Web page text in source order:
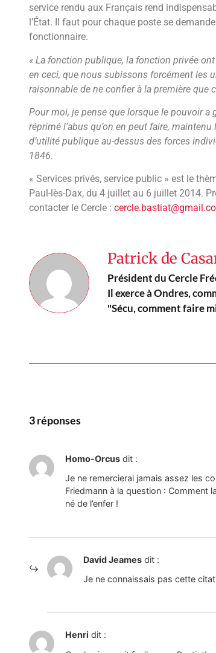
service rendu aux Français rend
l’État. Il faut pour chaque poste se
fonctionnaire.
« La fonction publique, la fonction privée
en ceci, que nous subissons forcément les
raisonnable de ne confier à la première que
Pour moi, je pense que lorsque le pouvoir a
réprimé l’abus qu’on en peut faire,
d’utilité publique au-dessus des forces
1846.
« Services privés, service public » est le
Paul-lès-Dax, du 4 juillet au 6 juillet 2014.
contacter le Cercle :
Patrick de
Président du Cercle
Il exerce à Ondres,
"Sécu, comment faire
3 réponses
Homo-Orcus dit :
Je ne remercierai jamais assez les
Friedmann à la question : Comment
né de l’enfer !
David Jeames dit :
Je ne connaissais pas cette
Henri dit :